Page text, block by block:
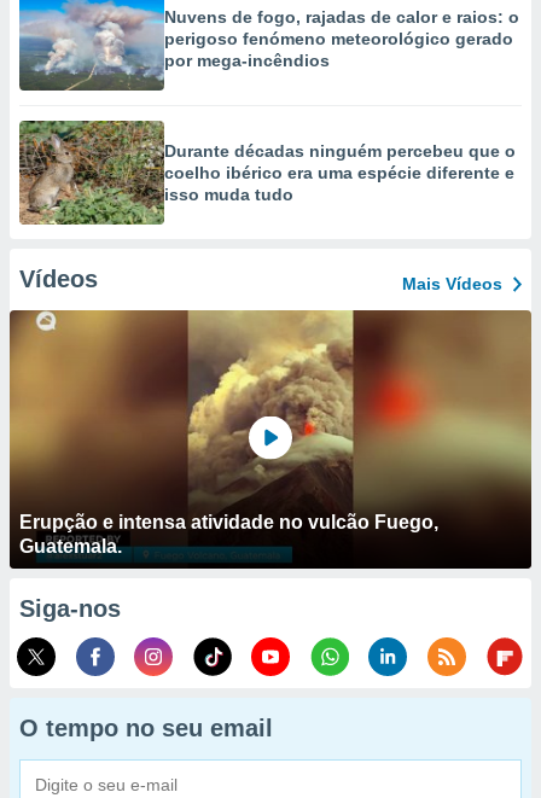
Nuvens de fogo, rajadas de calor e raios: o
perigoso fenómeno meteorológico gerado
por mega-incêndios
Durante décadas ninguém percebeu que o
coelho ibérico era uma espécie diferente e
isso muda tudo
Vídeos Mais Vídeos
Erupção e intensa atividade no vulcão Fuego,
Guatemala.
Siga-nos
O tempo no seu email